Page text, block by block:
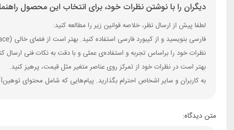
دیگران را با نوشتن نظرات خود، برای انتخاب این محصول
لطفا پیش از ارسال نظر، خلاصه قوانین زیر را مطالعه کنید:
فارسی بنویسید و از کیبورد فارسی استفاده کنید. بهتر است از فضای خالی (Space) بیش‌از‌حدِ معمول، شکلک یا ایموجی استفاده نکنید و از کشیدن حروف یا کلمات با صفحه‌کلید بپرهیزید.
نظرات خود را براساس تجربه و استفاده‌ی عملی و با دقت به نکات فنی
بهتر است در نظرات خود از تمرکز روی عناصر متغیر مثل قیمت، پرهیز کنید.
به کاربران و سایر اشخاص احترام بگذارید. پیام‌هایی که شامل محتوای
متن دیدگاه: